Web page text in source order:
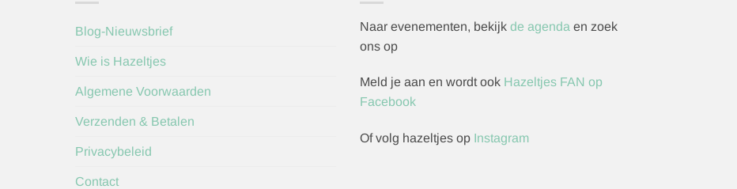
Blog-Nieuwsbrief
Wie is Hazeltjes
Algemene Voorwaarden
Verzenden & Betalen
Privacybeleid
Contact
Naar evenementen, bekijk de agenda en zoek
ons op
Meld je aan en wordt ook Hazeltjes FAN op
Facebook
Of volg hazeltjes op Instagram